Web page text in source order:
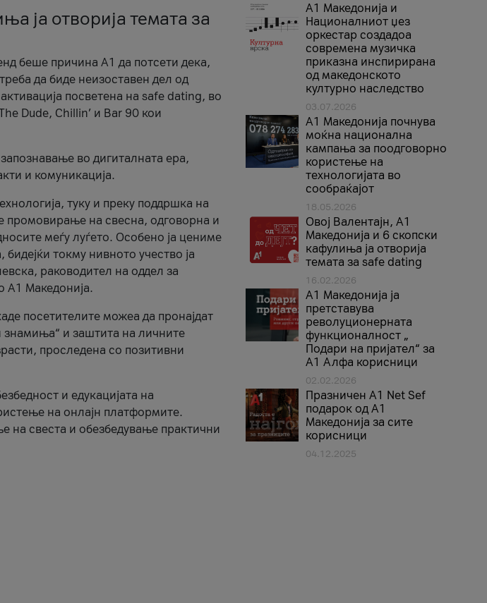
ја отворија темата за
беше причина А1 да потсети дека,
да биде неизоставен дел од
посветена на safe dating, во
Dude, Chillin’ и Bar 90 кои
во дигиталната ера,
и комуникација.
туку и преку поддршка на
промовирање на свесна, одговорна и
меѓу луѓето. Особено ја цениме
токму нивното учество ја
раководител на оддел за
А1 Македонија.
посетителите можеа да пронајдат
знамиња“ и заштита на личните
проследена со позитивни
и едукацијата на
на онлајн платформите.
на свеста и обезбедување практични
А1 Македонија и
Националниот џез
оркестар создадоа
современа музичка
приказна инспирирана
од македонското
културно наследство
03.07.2026
A1 Македонија почнува
моќна национална
кампања за поодговорно
користење на
технологијата во
сообраќајот
18.05.2026
Овој Валентајн, A1
Македонија и 6 скопски
кафулиња ја отворија
темата за safe dating
16.02.2026
А1 Македонија ја
претставува
револуционерната
функционалност „
Подари на пријател“ за
А1 Алфа корисници
02.02.2026
Празничен A1 Net Sеf
подарок од А1
Македонија за сите
корисници
04.12.2025